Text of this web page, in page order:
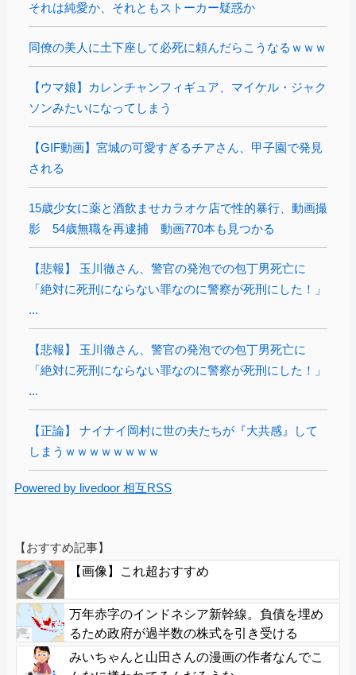
それは純愛か、それともストーカー疑惑か
同僚の美人に土下座して必死に頼んだらこうなるｗｗｗ
【ウマ娘】カレンチャンフィギュア、マイケル・ジャク
ソンみたいになってしまう
【GIF動画】宮城の可愛すぎるチアさん、甲子園で発見
される
15歳少女に薬と酒飲ませカラオケ店で性的暴行、動画撮
影 54歳無職を再逮捕 動画770本も見つかる
【悲報】 玉川徹さん、警官の発泡での包丁男死亡に
「絶対に死刑にならない罪なのに警察が死刑にした！」
...
【悲報】 玉川徹さん、警官の発泡での包丁男死亡に
「絶対に死刑にならない罪なのに警察が死刑にした！」
...
【正論】 ナイナイ岡村に世の夫たちが『大共感』して
しまうｗｗｗｗｗｗｗｗ
Powered by livedoor 相互RSS
【おすすめ記事】
【画像】これ超おすすめ
万年赤字のインドネシア新幹線。負債を埋め
るため政府が過半数の株式を引き受ける
みいちゃんと山田さんの漫画の作者なんでこ